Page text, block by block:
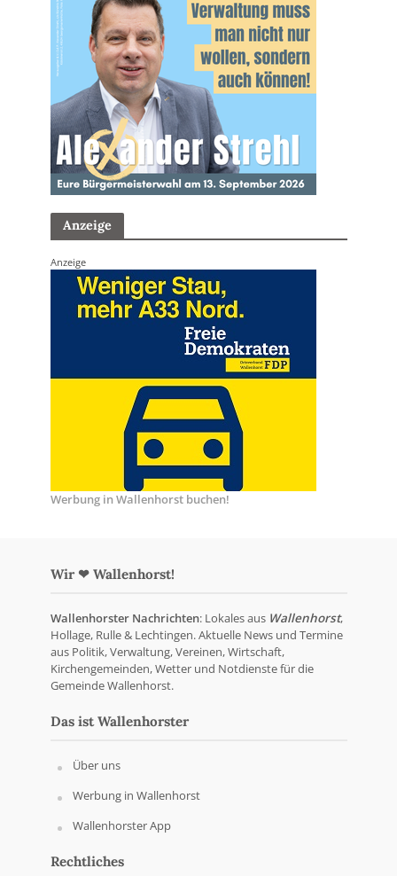
Anzeige
Anzeige
Werbung in Wallenhorst buchen!
Wir ❤ Wallenhorst!
Wallenhorster Nachrichten: Lokales aus Wallenhorst,
Hollage, Rulle & Lechtingen. Aktuelle News und Termine
aus Politik, Verwaltung, Vereinen, Wirtschaft,
Kirchengemeinden, Wetter und Notdienste für die
Gemeinde Wallenhorst.
Das ist Wallenhorster
Über uns
Werbung in Wallenhorst
Wallenhorster App
Rechtliches